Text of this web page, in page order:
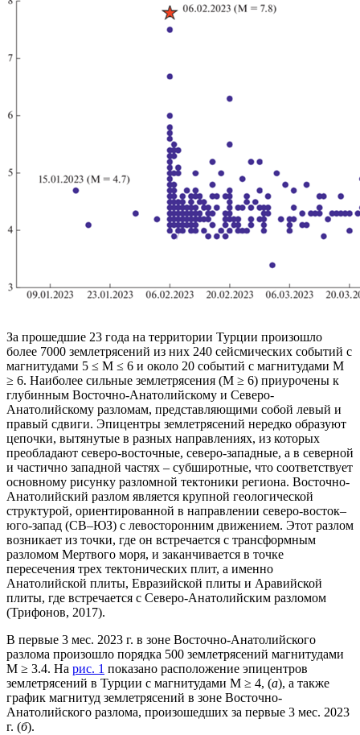
За прошедшие 23 года на территории Турции произошло
более 7000 землетрясений из них 240 сейсмических событий с
магнитудами 5 ≤ М ≤ 6 и около 20 событий с магнитудами M
≥ 6. Наиболее сильные землетрясения (M ≥ 6) приурочены к
глубинным Восточно-Анатолийскому и Северо-
Анатолийскому разломам, представляющими собой левый и
правый сдвиги. Эпицентры землетрясений нередко образуют
цепочки, вытянутые в разных направлениях, из которых
преобладают северо-восточные, северо-западные, а в северной
и частично западной частях – субширотные, что соответствует
основному рисунку разломной тектоники региона. Восточно-
Анатолийский разлом является крупной геологической
структурой, ориентированной в направлении северо-восток–
юго-запад (СВ–ЮЗ) с левосторонним движением. Этот разлом
возникает из точки, где он встречается с трансформным
разломом Мертвого моря, и заканчивается в точке
пересечения трех тектонических плит, а именно
Анатолийской плиты, Евразийской плиты и Аравийской
плиты, где встречается с Северо-Анатолийским разломом
(Трифонов, 2017).
В первые 3 мес. 2023 г. в зоне Восточно-Анатолийского
разлома произошло порядка 500 землетрясений магнитудами
M ≥ 3.4. На рис. 1 показано расположениe эпицентров
землетрясений в Турции с магнитудами M ≥ 4, (а), а также
график магнитуд землетрясений в зоне Восточно-
Анатолийского разлома, произошедших за первые 3 мес. 2023
г. (б).